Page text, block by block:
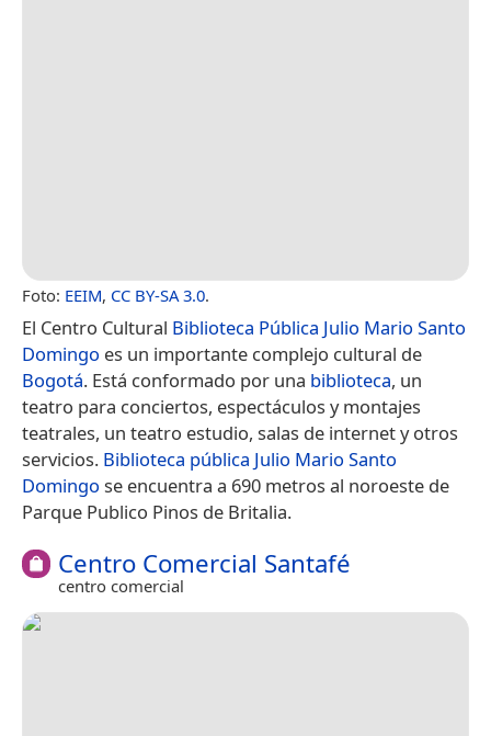
Foto: EEIM, CC BY-SA 3.0.
El Centro Cultural Biblioteca Pública Julio Mario Santo
Domingo es un importante complejo cultural de
Bogotá. Está conformado por una biblioteca, un
teatro para conciertos, espectáculos y montajes
teatrales, un teatro estudio, salas de internet y otros
servicios. Biblioteca pública Julio Mario Santo
Domingo se encuentra a 690 metros al noroeste de
Parque Publico Pinos de Britalia.
Centro Comercial Santafé
centro comercial